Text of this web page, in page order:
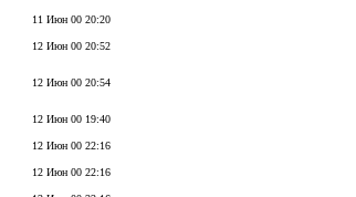
11 Июн 00 20:20
12 Июн 00 20:52
12 Июн 00 20:54
12 Июн 00 19:40
12 Июн 00 22:16
12 Июн 00 22:16